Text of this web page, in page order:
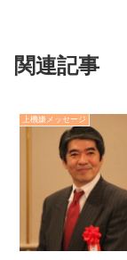
関連記事
上機嫌メッセージ